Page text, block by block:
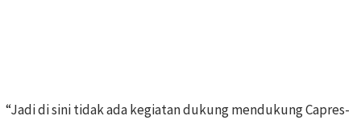
“Jadi di sini tidak ada kegiatan dukung mendukung Capres-